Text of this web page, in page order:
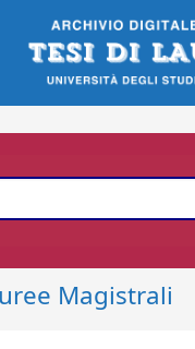
Magistrali